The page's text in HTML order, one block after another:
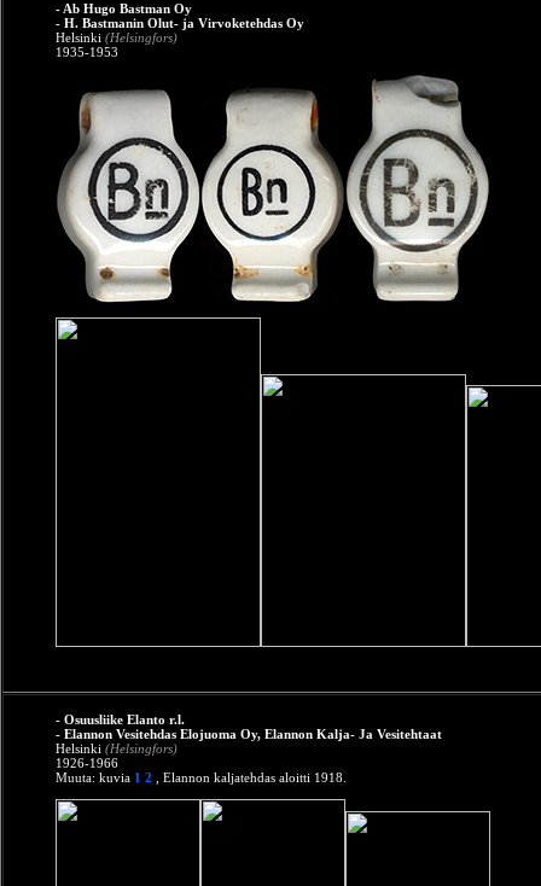
- Ab Hugo Bastman Oy
- H. Bastmanin Olut- ja Virvoketehdas Oy
Helsinki (Helsingfors)
1935-1953
- Osuusliike Elanto r.l.
- Elannon Vesitehdas Elojuoma Oy, Elannon Kalja- Ja Vesitehtaat
Helsinki (Helsingfors)
1926-1966
Muuta: kuvia 1 2 , Elannon kaljatehdas aloitti 1918.